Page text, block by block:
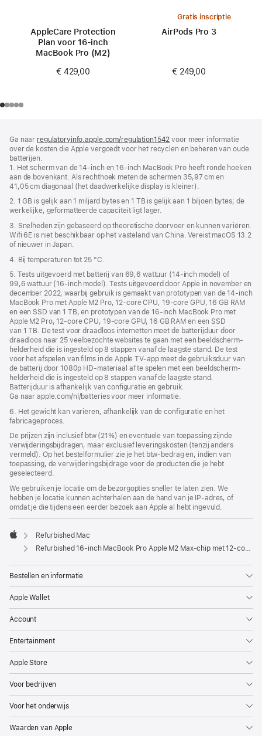
AppleCare Protection
Plan voor 16‑inch
MacBook Pro (M2)
€ 429,00
Gratis inscriptie
AirPods Pro 3
€ 249,00
Ga naar regulatoryinfo.apple.com/regulation1542 (wordt
in
venster
geopend)
voor meer informatie
over de kosten die Apple vergoedt voor het recyclen en beheren van oude
batterijen.
1. Het scherm van de 14‑inch en 16‑inch MacBook Pro heeft ronde hoeken
aan de bovenkant. Als rechthoek meten de schermen 35,97 cm en
41,05 cm diagonaal (het daadwerkelijke display is kleiner).
2. 1 GB is gelijk aan 1 miljard bytes en 1 TB is gelijk aan 1 biljoen bytes; de
werkelijke, geformatteerde capaciteit ligt lager.
3. Snelheden zijn gebaseerd op theoretische doorvoer en kunnen variëren.
Wifi 6E is niet beschikbaar op het vasteland van China. Vereist macOS 13.2
of nieuwer in Japan.
4. Bij temperaturen tot 25 °C.
5. Tests uitgevoerd met batterij van 69,6 wattuur (14‑inch model) of
99,6 wattuur (16‑inch model). Tests uitgevoerd door Apple in november en
december 2022, waarbij gebruik is gemaakt van prototypen van de 14‑inch
MacBook Pro met Apple M2 Pro, 12‑core CPU, 19‑core GPU, 16 GB RAM
en een SSD van 1 TB, en prototypen van de 16‑inch MacBook Pro met
Apple M2 Pro, 12‑core CPU, 19‑core GPU, 16 GB RAM en een SSD
van 1 TB. De test voor draadloos internetten meet de batterijduur door
draadloos naar 25 veelbezochte websites te gaan met een beeldscherm­
helderheid die is ingesteld op 8 stappen vanaf de laagste stand. De test
voor het afspelen van films in de Apple TV-app meet de gebruiksduur van
de batterij door 1080p HD-materiaal af te spelen met een beeldscherm­
helderheid die is ingesteld op 8 stappen vanaf de laagste stand.
Batterijduur is afhankelijk van configuratie en gebruik.
Ga naar apple.com/nl/batteries voor meer informatie.
6. Het gewicht kan variëren, afhankelijk van de configuratie en het
fabricageproces.
De prijzen zijn inclusief btw (21%) en eventuele van toepassing zijnde
verwijderingsbijdragen, maar exclusief leveringskosten (tenzij anders
vermeld). Op het bestelformulier zie je het btw-bedrag en, indien van
toepassing, de verwijderingsbijdrage voor de producten die je hebt
geselecteerd.
We gebruiken je locatie om de bezorgopties sneller te laten zien. We
hebben je locatie kunnen achterhalen aan de hand van je IP-adres, of
omdat je die tijdens een eerder bezoek aan Apple al hebt ingevuld.
Apple
Refurbished Mac
Refurbished 16-inch MacBook Pro Apple M2 Max-chip met 12‑core CPU en 30‑core GPU - Spacegrijs
Bestellen en informatie
Apple Wallet
Account
Entertainment
Apple Store
Voor bedrijven
Voor het onderwijs
Waarden van Apple